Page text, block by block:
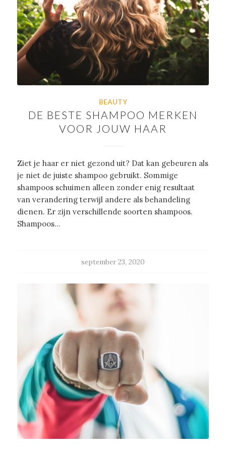
BEAUTY
DE BESTE SHAMPOO MERKEN
VOOR JOUW HAAR
Ziet je haar er niet gezond uit? Dat kan gebeuren als
je niet de juiste shampoo gebruikt. Sommige
shampoos schuimen alleen zonder enig resultaat
van verandering terwijl andere als behandeling
dienen. Er zijn verschillende soorten shampoos.
Shampoos…
september 23, 2020